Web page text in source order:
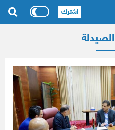
الصيدلة
اشترك